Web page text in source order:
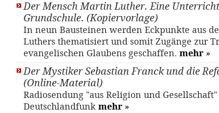
Der Mensch Martin Luther. Eine
Grundschule. (Kopiervorlage)
In neun Bausteinen werden Eckpunkte aus
Luthers thematisiert und somit Zugänge zur
evangelischen Glaubens geschaffen. mehr »
Der Mystiker Sebastian Franck und die
(Online-Material)
Radiosendung "aus Religion und
Deutschlandfunk mehr »